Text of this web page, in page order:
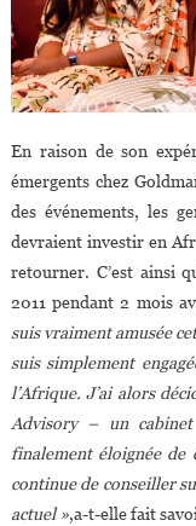
En raison de son
émergents chez
des événements, les
devraient investir en
retourner. C’est ainsi
2011 pendant 2 mois
suis vraiment amusée
suis simplement
l’Afrique. J’ai alors
Advisory – un
finalement éloignée de
continue de conseiller
actuel »,a-t-elle fait